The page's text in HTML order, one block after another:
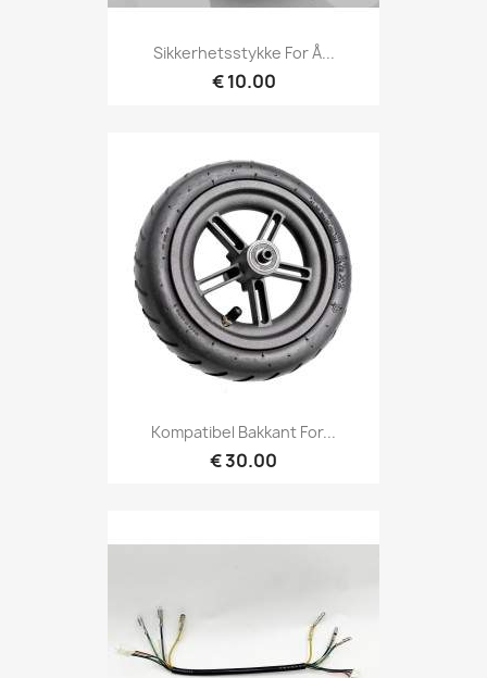
Sikkerhetsstykke For Å...
€ 10.00
Kompatibel Bakkant For...
€ 30.00